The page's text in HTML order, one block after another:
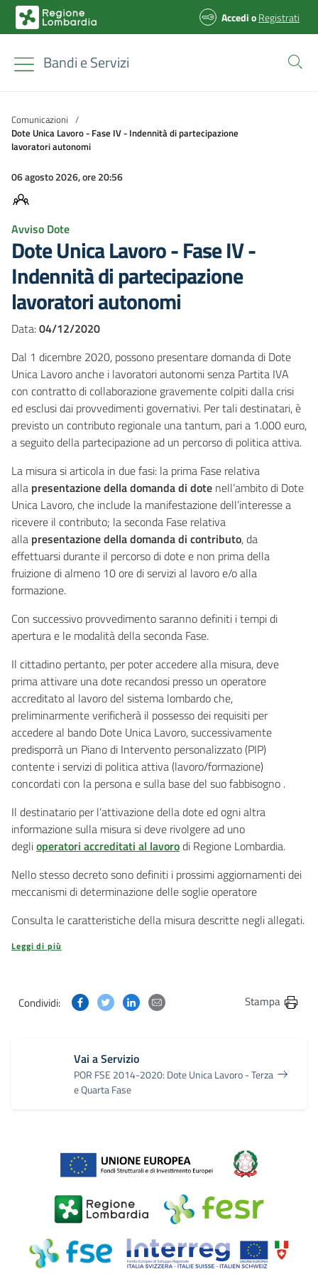
AccedioRegistrati
Bandi e Servizi
Comunicazioni /
Dote Unica Lavoro - Fase IV - Indennità di partecipazione
lavoratori autonomi
06 agosto 2026, ore 20:56
Avviso Dote
Dote Unica Lavoro - Fase IV -
Indennità di partecipazione
lavoratori autonomi
Data:04/12/2020
Dal 1 dicembre 2020, possono presentare domanda di Dote
Unica Lavoro anche i lavoratori autonomi senza Partita IVA
con contratto di collaborazione gravemente colpiti dalla crisi
ed esclusi dai provvedimenti governativi. Per tali destinatari, è
previsto un contributo regionale una tantum, pari a 1.000 euro,
a seguito della partecipazione ad un percorso di politica attiva.
La misura si articola in due fasi: la prima Fase relativa
alla presentazione della domanda di dote nell’ambito di Dote
Unica Lavoro, che include la manifestazione dell’interesse a
ricevere il contributo; la seconda Fase relativa
alla presentazione della domanda di contributo, da
effettuarsi durante il percorso di dote e non prima della
fruizione di almeno 10 ore di servizi al lavoro e/o alla
formazione.
Con successivo provvedimento saranno definiti i tempi di
apertura e le modalità della seconda Fase.
Il cittadino pertanto, per poter accedere alla misura, deve
prima attivare una dote recandosi presso un operatore
accreditato al lavoro del sistema lombardo che,
preliminarmente verificherà il possesso dei requisiti per
accedere al bando Dote Unica Lavoro, successivamente
predisporrà un Piano di Intervento personalizzato (PIP)
contente i servizi di politica attiva (lavoro/formazione)
concordati con la persona e sulla base del suo fabbisogno .
Il destinatario per l’attivazione della dote ed ogni altra
informazione sulla misura si deve rivolgere ad uno
deglioperatori accreditati al lavorodi Regione Lombardia.
Nello stesso decreto sono definiti i prossimi aggiornamenti dei
meccanismi di determinazione delle soglie operatore
Consulta le caratteristiche della misura descritte negli allegati.
Leggi di più
Condividi: Condividi questa pagina su Facebook
Condividi questa pagina su Twitter
Condividi questa pagina su Linkedin
Condividi questa pagina via
Stampa
Vai a Servizio
POR FSE 2014-2020: Dote Unica Lavoro - Terza
e Quarta Fase